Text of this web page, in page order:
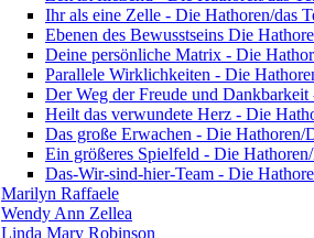
Ihr als eine Zelle - Die Hathoren/das
Ebenen des Bewusstseins Die
Deine persönliche Matrix - Die
Parallele Wirklichkeiten - Die
Der Weg der Freude und
Heilt das verwundete Herz - Die
Das große Erwachen - Die Hathoren/
Ein größeres Spielfeld - Die
Das-Wir-sind-hier-Team - Die
Marilyn Raffaele
Wendy Ann Zellea
Linda Mary Robinson